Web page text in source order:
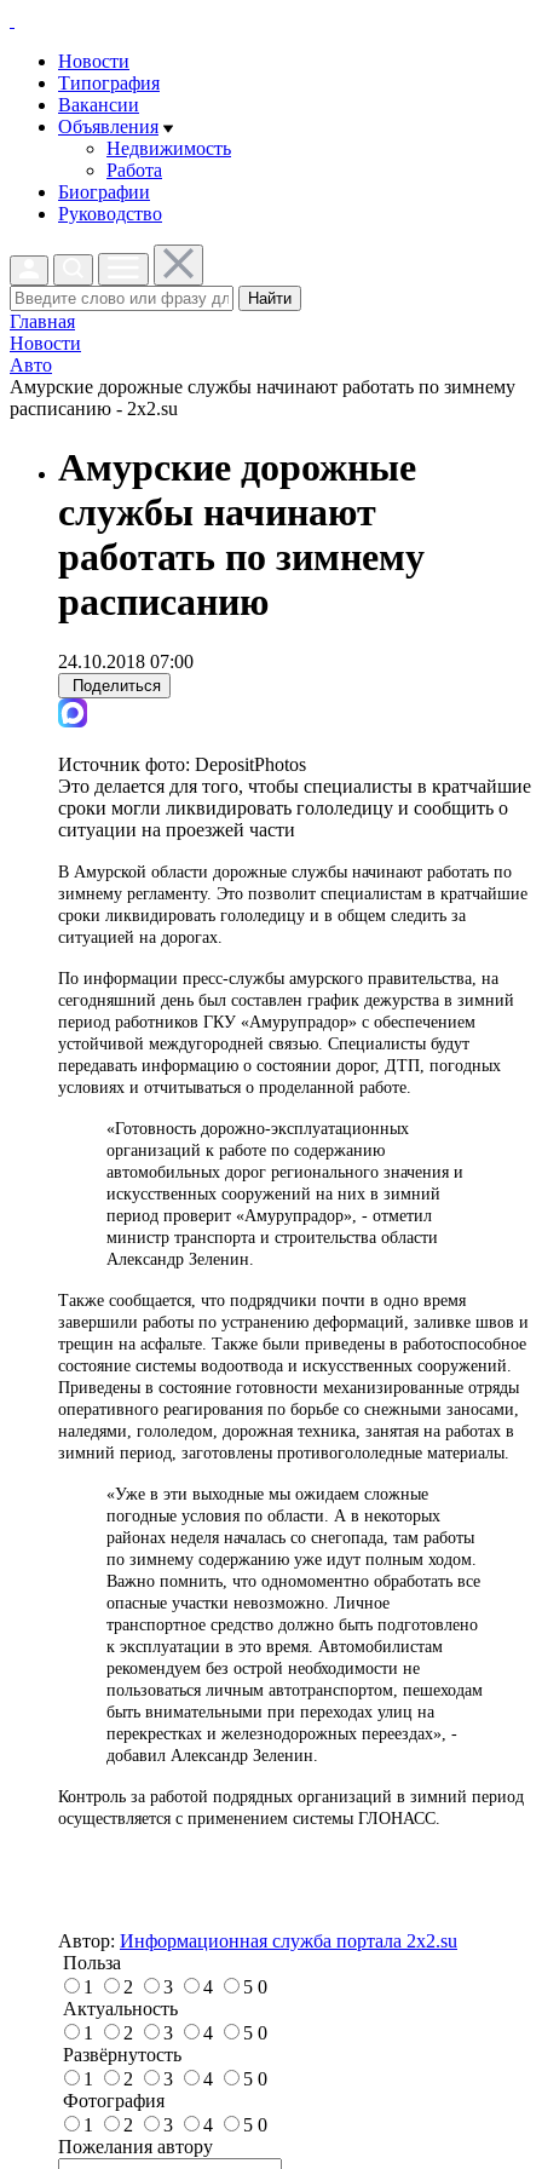
Новости
Типография
Вакансии
Объявления
Недвижимость
Работа
Биографии
Руководство
Найти
Главная
Новости
Авто
Амурские дорожные службы начинают работать по зимнему
расписанию - 2x2.su
Амурские дорожные
службы начинают
работать по зимнему
расписанию
24.10.2018 07:00
Поделиться
Источник фото: DepositPhotos
Это делается для того, чтобы специалисты в кратчайшие
сроки могли ликвидировать гололедицу и сообщить о
ситуации на проезжей части
В Амурской области дорожные службы начинают работать по
зимнему регламенту. Это позволит специалистам в кратчайшие
сроки ликвидировать гололедицу и в общем следить за
ситуацией на дорогах.
По информации пресс-службы амурского правительства, на
сегодняшний день был составлен график дежурства в зимний
период работников ГКУ «Амурупрадор» с обеспечением
устойчивой междугородней связью. Специалисты будут
передавать информацию о состоянии дорог, ДТП, погодных
условиях и отчитываться о проделанной работе.
«Готовность дорожно-эксплуатационных
организаций к работе по содержанию
автомобильных дорог регионального значения и
искусственных сооружений на них в зимний
период проверит «Амурупрадор», - отметил
министр транспорта и строительства области
Александр Зеленин.
Также сообщается, что подрядчики почти в одно время
завершили работы по устранению деформаций, заливке швов и
трещин на асфальте. Также были приведены в работоспособное
состояние системы водоотвода и искусственных сооружений.
Приведены в состояние готовности механизированные отряды
оперативного реагирования по борьбе со снежными заносами,
наледями, гололедом, дорожная техника, занятая на работах в
зимний период, заготовлены противогололедные материалы.
«Уже в эти выходные мы ожидаем сложные
погодные условия по области. А в некоторых
районах неделя началась со снегопада, там работы
по зимнему содержанию уже идут полным ходом.
Важно помнить, что одномоментно обработать все
опасные участки невозможно. Личное
транспортное средство должно быть подготовлено
к эксплуатации в это время. Автомобилистам
рекомендуем без острой необходимости не
пользоваться личным автотранспортом, пешеходам
быть внимательными при переходах улиц на
перекрестках и железнодорожных переездах», -
добавил Александр Зеленин.
Контроль за работой подрядных организаций в зимний период
осуществляется с применением системы ГЛОНАСС.
Автор: Информационная служба портала 2x2.su
Польза
1
2 3 4 5 0
Актуальность
1
2 3 4 5 0
Развёрнутость
1
2 3 4 5 0
Фотография
1
2 3 4 5 0
Пожелания автору